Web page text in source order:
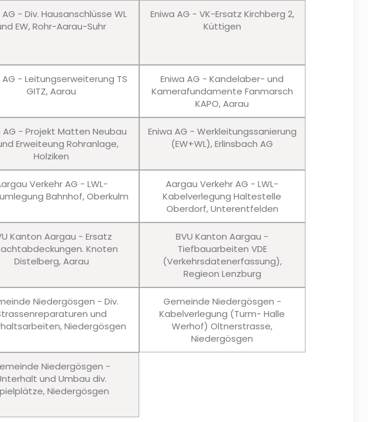
AG - Div. Hausanschlüsse WL
EW, Rohr-Aarau-Suhr
Eniwa AG - VK-Ersatz Kirchberg 2,
Küttigen
AG - Leitungserweiterung TS
GITZ, Aarau
Eniwa AG - Kandelaber- und
Kamerafundamente Fanmarsch
KAPO, Aarau
AG - Projekt Matten Neubau
Erweiteung Rohranlage,
Holziken
Eniwa AG - Werkleitungssanierung
(EW+WL), Erlinsbach AG
Verkehr AG - LWL-
Bahnhof, Oberkulm
Aargau Verkehr AG - LWL-
Kabelverlegung Haltestelle
Oberdorf, Unterentfelden
Kanton Aargau - Ersatz
Knoten
Distelberg, Aarau
BVU Kanton Aargau -
Tiefbauarbeiten VDE
(Verkehrsdatenerfassung),
Regieon Lenzburg
Niedergösgen - Div.
und
Niedergösgen
Gemeinde Niedergösgen -
Kabelverlegung (Turm- Halle
Werhof) Oltnerstrasse,
Niedergösgen
Niedergösgen -
und Umbau div.
Niedergösgen